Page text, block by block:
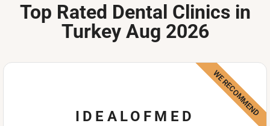
Top Rated Dental Clinics in
Turkey Aug 2026
IDEALOFMED WE RECOMMEND